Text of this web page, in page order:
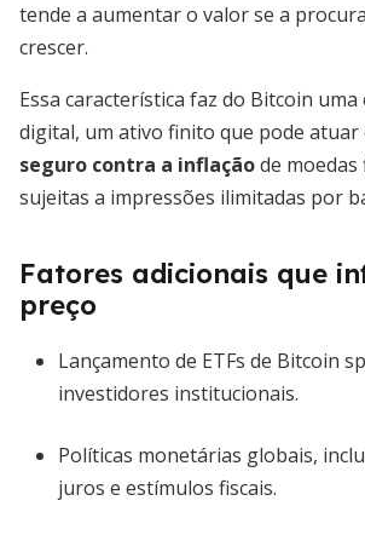
tende a aumentar o valor se a
crescer.
Essa característica faz do Bitcoin
digital, um ativo finito que pode atuar
seguro contra a inflaçãode moedas
sujeitas a impressões ilimitadas por
Fatores adicionais que
preço
Lançamento de ETFs de Bitcoin
investidores institucionais.
Políticas monetárias globais,
juros e estímulos fiscais.